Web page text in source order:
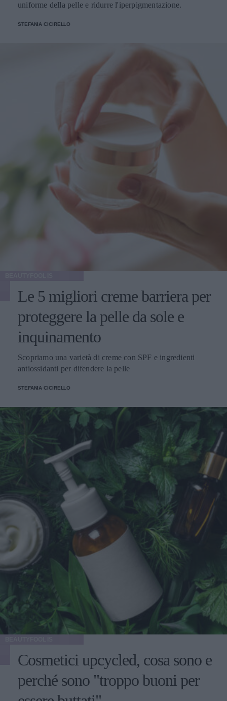
uniforme della pelle e ridurre l'iperpigmentazione.
STEFANIA CICIRELLO
Le 5 migliori creme barriera per
proteggere la pelle da sole e
inquinamento
Scopriamo una varietà di creme con SPF e ingredienti
antiossidanti per difendere la pelle
STEFANIA CICIRELLO
Cosmetici upcycled, cosa sono e
perché sono "troppo buoni per